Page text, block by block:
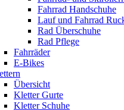
Fahrrad Handschuhe
Lauf und Fahrrad
Rad Überschuhe
Rad Pflege
Fahrräder
E-Bikes
Übersicht
Kletter Gurte
Kletter Schuhe